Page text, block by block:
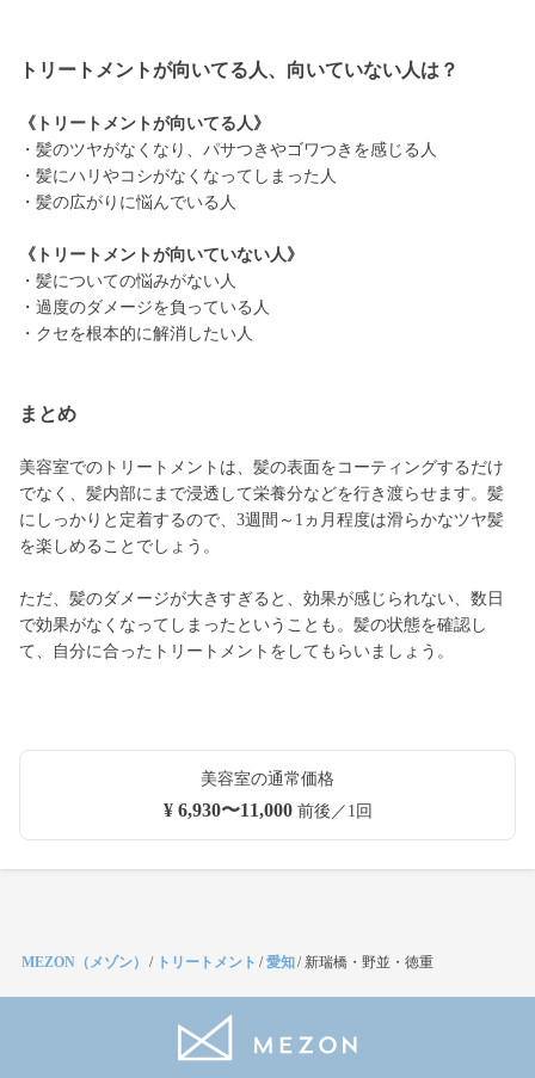
トリートメントが向いてる人、向いていない人は？
《トリートメントが向いてる人》
・髪のツヤがなくなり、パサつきやゴワつきを感じる人
・髪にハリやコシがなくなってしまった人
・髪の広がりに悩んでいる人
《トリートメントが向いていない人》
・髪についての悩みがない人
・過度のダメージを負っている人
・クセを根本的に解消したい人
まとめ
美容室でのトリートメントは、髪の表面をコーティングするだけ
でなく、髪内部にまで浸透して栄養分などを行き渡らせます。髪
にしっかりと定着するので、3週間～1ヵ月程度は滑らかなツヤ髪
を楽しめることでしょう。
ただ、髪のダメージが大きすぎると、効果が感じられない、数日
で効果がなくなってしまったということも。髪の状態を確認し
て、自分に合ったトリートメントをしてもらいましょう。
美容室の通常価格
¥ 6,930〜11,000前後／1回
MEZON（メゾン） / トリートメント /愛知/ 新瑞橋・野並・徳重